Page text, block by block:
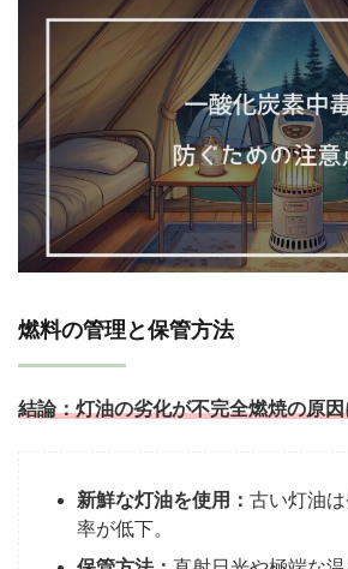
燃料の管理と保管方法
結論：灯油の劣化が不完全燃焼の原
新鮮な灯油を使用： 古い灯油
率が低下。